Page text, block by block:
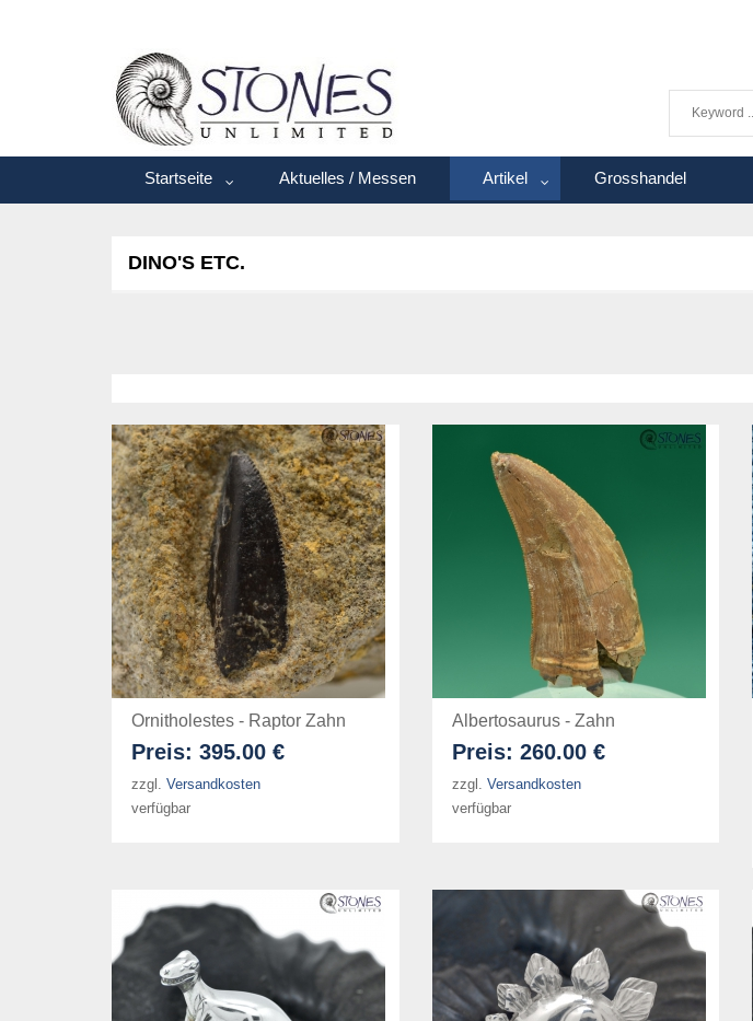
Startseite Aktuelles / Messen Artikel Grosshandel
DINO'S ETC.
Ornitholestes - Raptor Zahn
Preis: 395.00 €
zzgl. Versandkosten
verfügbar
Albertosaurus - Zahn
Preis: 260.00 €
zzgl. Versandkosten
verfügbar